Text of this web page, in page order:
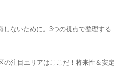
しないために。3つの視点で整理する
の注目エリアはここだ！将来性＆安定